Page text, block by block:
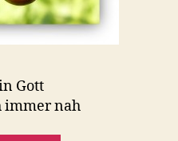
Gott
immer nah